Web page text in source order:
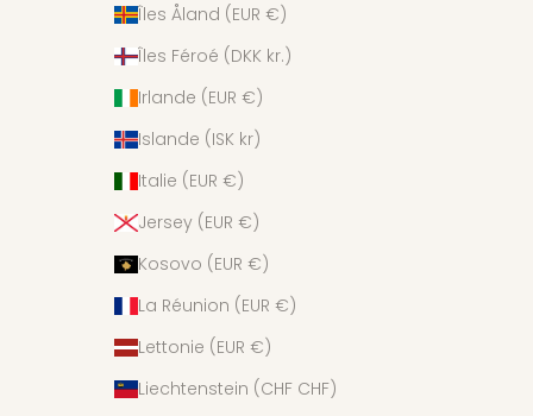
Îles Åland (EUR €)
Îles Féroé (DKK kr.)
Irlande (EUR €)
Islande (ISK kr)
Italie (EUR €)
Jersey (EUR €)
Kosovo (EUR €)
La Réunion (EUR €)
Lettonie (EUR €)
Liechtenstein (CHF CHF)